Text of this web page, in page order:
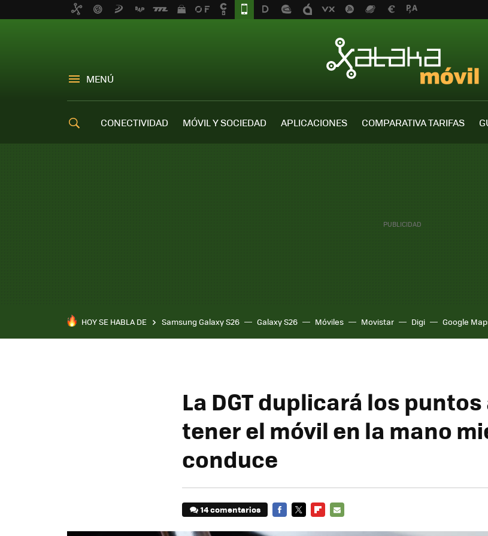
MENÚ
CONECTIVIDAD MÓVIL Y SOCIEDAD APLICACIONES COMPARATIVA TARIFAS
HOY SE HABLA DE Samsung Galaxy S26 Galaxy S26 Móviles Movistar Digi Google
La DGT duplicará los
tener el móvil en la mano
conduce
14 comentarios